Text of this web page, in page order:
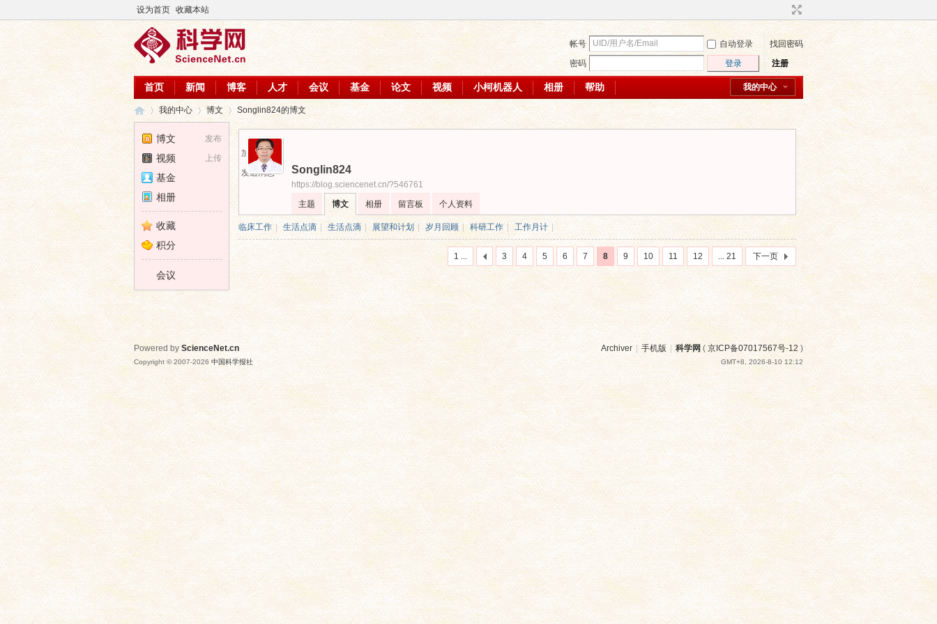
设为首页 收藏本站
帐号 自动登录
找回密码
密码
登录 注册
我的中心
首页 新闻 博客 人才 会议 基金 论文 视频 小柯机器人 相册 帮助
学
›
我的中心 博文 Songlin824的博文
加为好友
发送消息
Songlin824
https://blog.sciencenet.cn/?546761
主题
博文 相册 留言板 个人资料
临床工作 生活点滴 | 生活点滴 展望和计划 | 岁月回顾 科研工作 工作月计
1 ... 3 4 5 6 7 8 9 10 11 12 ... 21 下一页
发布
博文
上传
视频
基金
相册
收藏
积分
会议
Archiver 手机版 科学网 ( 京ICP备07017567号-12 )
GMT+8, 2026-8-10 12:12
Powered by ScienceNet.cn
Copyright © 2007-2026 中国科学报社